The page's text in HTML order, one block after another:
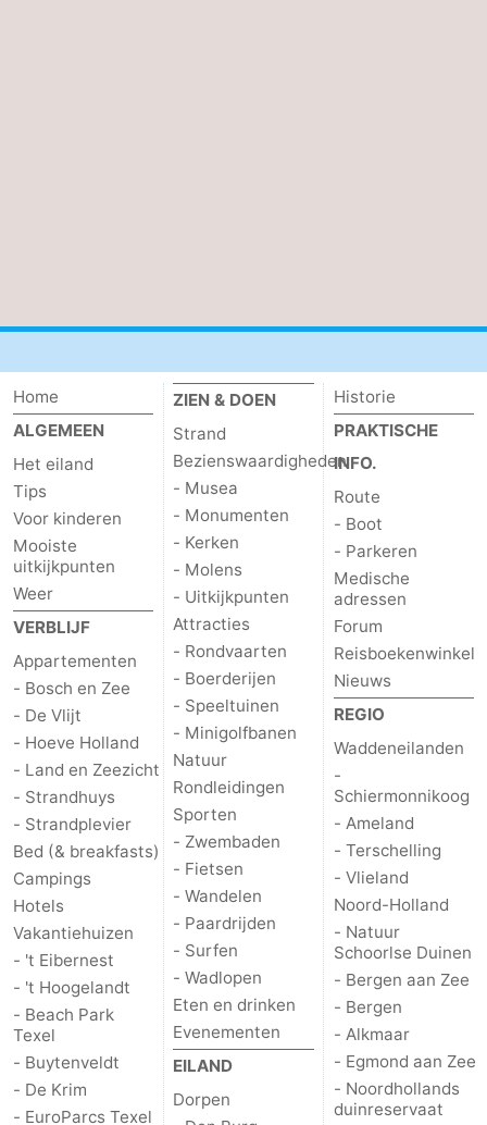
Home
ALGEMEEN
Het eiland
Tips
Voor kinderen
Mooiste
uitkijkpunten
Weer
VERBLIJF
Appartementen
- Bosch en Zee
- De Vlijt
- Hoeve Holland
- Land en Zeezicht
- Strandhuys
- Strandplevier
Bed (& breakfasts)
Campings
Hotels
Vakantiehuizen
- 't Eibernest
- 't Hoogelandt
- Beach Park
Texel
- Buytenveldt
- De Krim
- EuroParcs Texel
ZIEN & DOEN
Strand
Bezienswaardigheden
- Musea
- Monumenten
- Kerken
- Molens
- Uitkijkpunten
Attracties
- Rondvaarten
- Boerderijen
- Speeltuinen
- Minigolfbanen
Natuur
Rondleidingen
Sporten
- Zwembaden
- Fietsen
- Wandelen
- Paardrijden
- Surfen
- Wadlopen
Eten en drinken
Evenementen
EILAND
Dorpen
Historie
PRAKTISCHE
INFO.
Route
- Boot
- Parkeren
Medische
adressen
Forum
Reisboekenwinkel
Nieuws
REGIO
Waddeneilanden
-
Schiermonnikoog
- Ameland
- Terschelling
- Vlieland
Noord-Holland
- Natuur
Schoorlse Duinen
- Bergen aan Zee
- Bergen
- Alkmaar
- Egmond aan Zee
- Noordhollands
duinreservaat